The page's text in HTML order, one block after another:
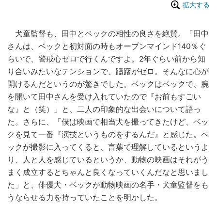
拡大する
犬童監督も、田中とベックの相性の良さを絶賛。「田中
さんは、ベックと初対面の時もオープンマインド140％ぐ
らいで、警戒心ゼロで行くんですよ。2年ぐらい前から知
り合いみたいなテンションで、躊躇がゼロ。そんなに心が
開けるんだというのが驚きでした。ベックはベックで、腕
を開いて田中さんを受け入れていたので『お前もすごい
な』と（笑）」と、二人の印象的な出会いについて語っ
た。さらに、「僕は映画で相当犬を撮ってきたけど、ベッ
クを見て一番『演技というものをするんだ』と感じた。ベ
ックが撮影に入ってくると、言葉で理解しているというよ
り、人と人を感じているというか、動物の映画はそれがう
まく成立するとちゃんと良くなっていくんだなと思いまし
た」と、俳優犬・ベックが動物映画の名手・犬童監督をも
うならせる力を持っていたことを明かした。